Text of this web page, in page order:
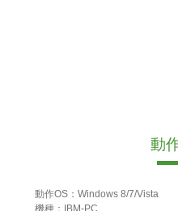
動
動作OS：Windows 8/7/Vista